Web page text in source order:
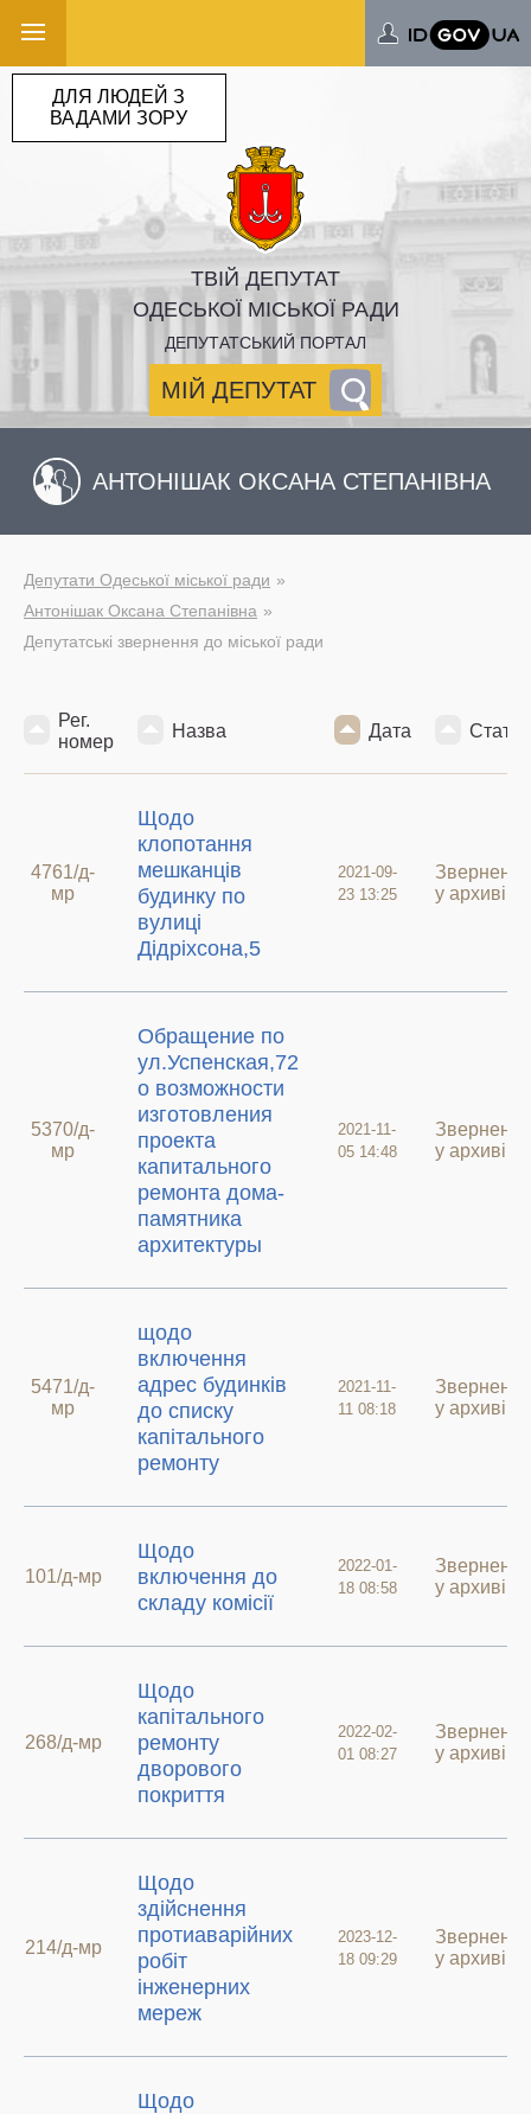
ТВІЙ ДЕПУТАТ
ОДЕСЬКОЇ МІСЬКОЇ РАДИ
ДЕПУТАТСЬКИЙ ПОРТАЛ
МІЙ ДЕПУТАТ
ДЛЯ ЛЮДЕЙ З
ВАДАМИ ЗОРУ
АНТОНІШАК ОКСАНА СТЕПАНІВНА
Депутати Одеської міської ради
Антонішак Оксана Степанівна
Депутатські звернення до міської ради
Рег.
номер
Назва Дата Статус
4761/д-
мр
Щодо
клопотання
мешканців
будинку по
вулиці
Дідріхсона,5
2021-09-
23 13:25
Звернення
у архиві
5370/д-
мр
Обращение по
ул.Успенская,72
о возможности
изготовления
проекта
капитального
ремонта дома-
памятника
архитектуры
2021-11-
05 14:48
Звернення
у архиві
5471/д-
мр
щодо
включення
адрес будинків
до списку
капітального
ремонту
2021-11-
11 08:18
Звернення
у архиві
101/д-мр
Щодо
включення до
складу комісії
2022-01-
18 08:58
Звернення
у архиві
268/д-мр
Щодо
капітального
ремонту
дворового
покриття
2022-02-
01 08:27
Звернення
у архиві
214/д-мр
Щодо
здійснення
протиаварійних
робіт
інженерних
мереж
2023-12-
18 09:29
Звернення
у архиві
Щодо